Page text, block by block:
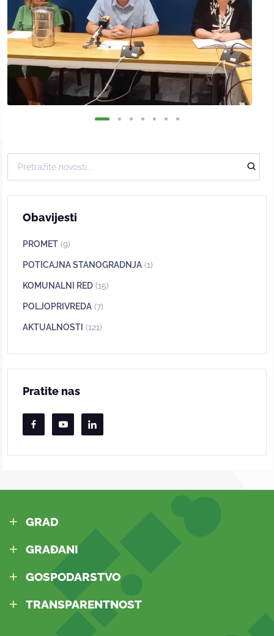
Obavijesti
PROMET (9)
POTICAJNA STANOGRADNJA (1)
KOMUNALNI RED (15)
POLJOPRIVREDA (7)
AKTUALNOSTI (121)
Pratite nas
GRAD
GRAĐANI
GOSPODARSTVO
TRANSPARENTNOST